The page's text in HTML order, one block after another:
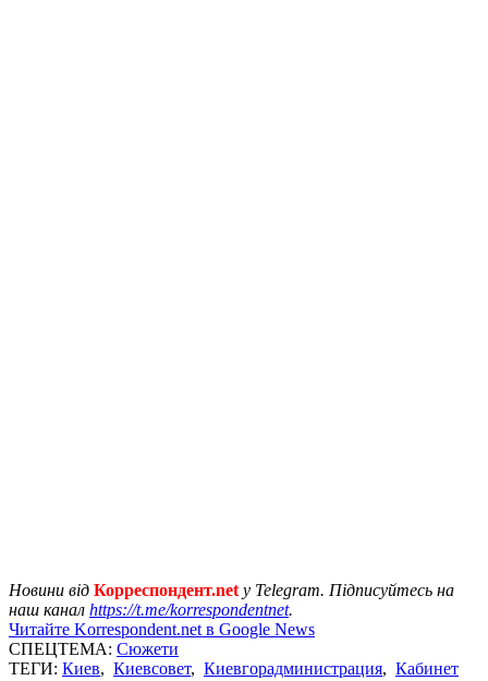
Новини від Корреспондент.net у Telegram. Підписуйтесь на
наш канал https://t.me/korrespondentnet.
Читайте Korrespondent.net в Google News
СПЕЦТЕМА: Сюжети
ТЕГИ: Киев, Киевсовет, Киевгорадминистрация, Кабинет